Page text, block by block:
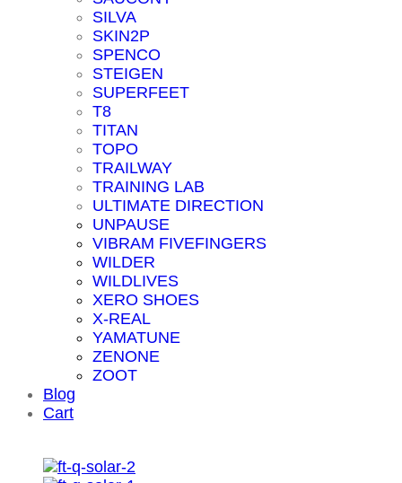
SILVA
SKIN2P
SPENCO
STEIGEN
SUPERFEET
T8
TITAN
TOPO
TRAILWAY
TRAINING LAB
ULTIMATE DIRECTION
UNPAUSE
VIBRAM FIVEFINGERS
WILDER
WILDLIVES
XERO SHOES
X-REAL
YAMATUNE
ZENONE
ZOOT
Blog
Cart